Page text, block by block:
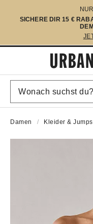
SICHERE DIR 15 €
Damen Kleider &